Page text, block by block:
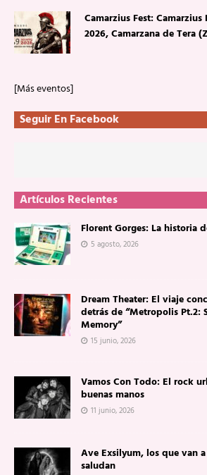
Camarzius Fest:
2026, Camarzana de Tera
[Más eventos]
Seguir En Facebook
Artículos Recientes
Florent Gorges: La historia
5 agosto, 2026
Dream Theater: El viaje
detrás de “Metropolis Pt.2:
Memory”
15 junio, 2026
Vamos Con Todo: El rock
buenas manos
11 junio, 2026
Ave Exsilyum, los que van
saludan